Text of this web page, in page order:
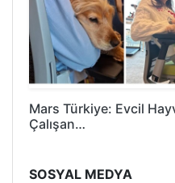
Mars Türkiye: Evcil
Çalışan…
SOSYAL MEDYA